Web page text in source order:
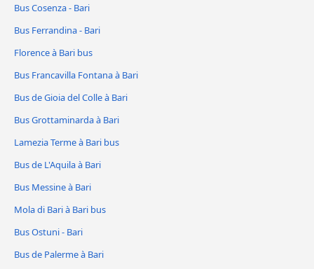
Bus Cosenza - Bari
Bus Ferrandina - Bari
Florence à Bari bus
Bus Francavilla Fontana à Bari
Bus de Gioia del Colle à Bari
Bus Grottaminarda à Bari
Lamezia Terme à Bari bus
Bus de L'Aquila à Bari
Bus Messine à Bari
Mola di Bari à Bari bus
Bus Ostuni - Bari
Bus de Palerme à Bari